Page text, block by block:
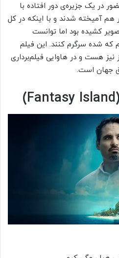
در یک جزیره‌ی دور افتاده با
آمیخته شدند و با اینکه در کل
کشیده بود اما توانست
شده سرگرم کنند. این فیلم
نیز هست و در هاوایی فیلم‌برداری
جهان است.